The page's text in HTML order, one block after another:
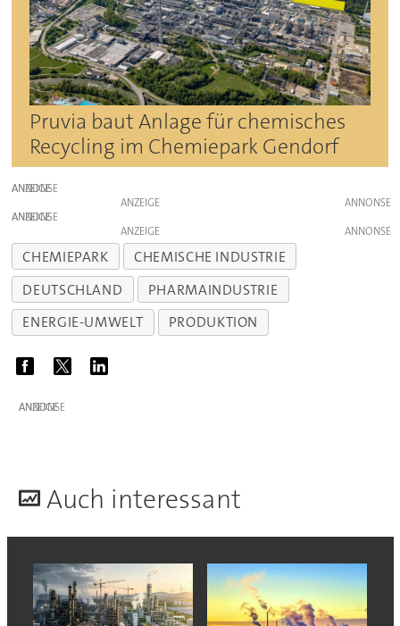
Pruvia baut Anlage für chemisches
Recycling im Chemiepark Gendorf
ANZEIGE
ANZEIGE
ANZEIGE
ANZEIGE
CHEMIEPARK
CHEMISCHE INDUSTRIE
DEUTSCHLAND
PHARMAINDUSTRIE
ENERGIE-UMWELT
PRODUKTION
ANZEIGE
Auch interessant